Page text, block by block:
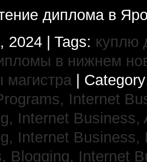
диплома в
2024 | Tags: куплю
в нижнем
|
Internet
Internet Business,
Internet
Blogging, Internet